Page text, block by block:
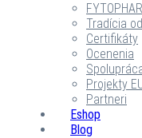
Tradícia
Certifikáty
Ocenenia
Projekty
Partneri
Eshop
Blog